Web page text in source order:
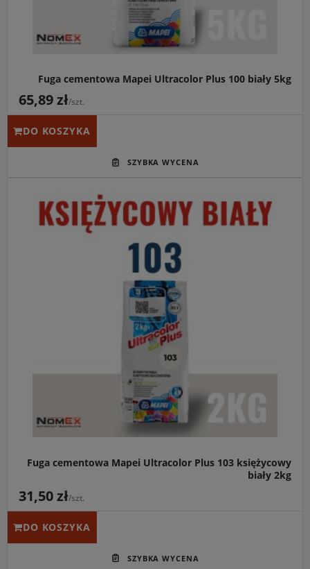
Fuga cementowa Mapei Ultracolor Plus 100 biały 5kg
65,89 zł/szt.
DO KOSZYKA
Fuga cementowa Mapei Ultracolor Plus 103 księżycowy
biały 2kg
31,50 zł/szt.
DO KOSZYKA